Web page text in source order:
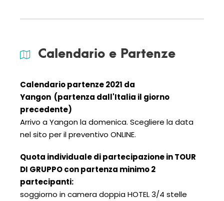
Calendario e Partenze
Calendario partenze 2021 da
Yangon (partenza dall'Italia il giorno
precedente)
Arrivo a Yangon la domenica. Scegliere la data
nel sito per il preventivo ONLINE.
Quota individuale di partecipazione in TOUR
DI GRUPPO con partenza minimo 2
partecipanti:
soggiorno in camera doppia HOTEL 3/4 stelle